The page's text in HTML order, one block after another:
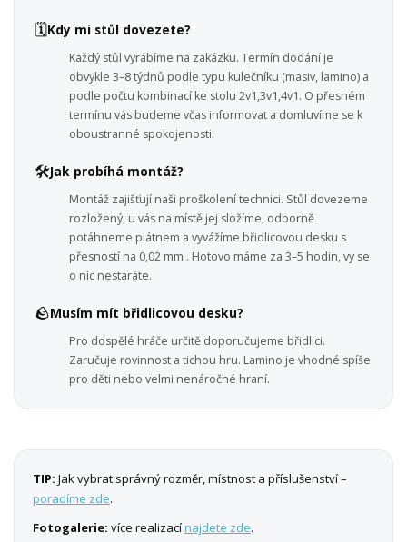
🗓️Kdy mi stůl dovezete?
Každý stůl vyrábíme na zakázku. Termín dodání je
obvykle 3–8 týdnů podle typu kulečníku (masiv, lamino) a
podle počtu kombinací ke stolu 2v1,3v1,4v1. O přesném
termínu vás budeme včas informovat a domluvíme se k
oboustranné spokojenosti.
🛠️Jak probíhá montáž?
Montáž zajišťují naši proškolení technici. Stůl dovezeme
rozložený, u vás na místě jej složíme, odborně
potáhneme plátnem a vyvážíme břidlicovou desku s
přesností na 0,02 mm . Hotovo máme za 3–5 hodin, vy se
o nic nestaráte.
🪨Musím mít břidlicovou desku?
Pro dospělé hráče určitě doporučujeme břidlici.
Zaručuje rovinnost a tichou hru. Lamino je vhodné spíše
pro děti nebo velmi nenáročné hraní.
TIP: Jak vybrat správný rozměr, místnost a příslušenství –
poradíme zde.
Fotogalerie: více realizacínajdete zde.